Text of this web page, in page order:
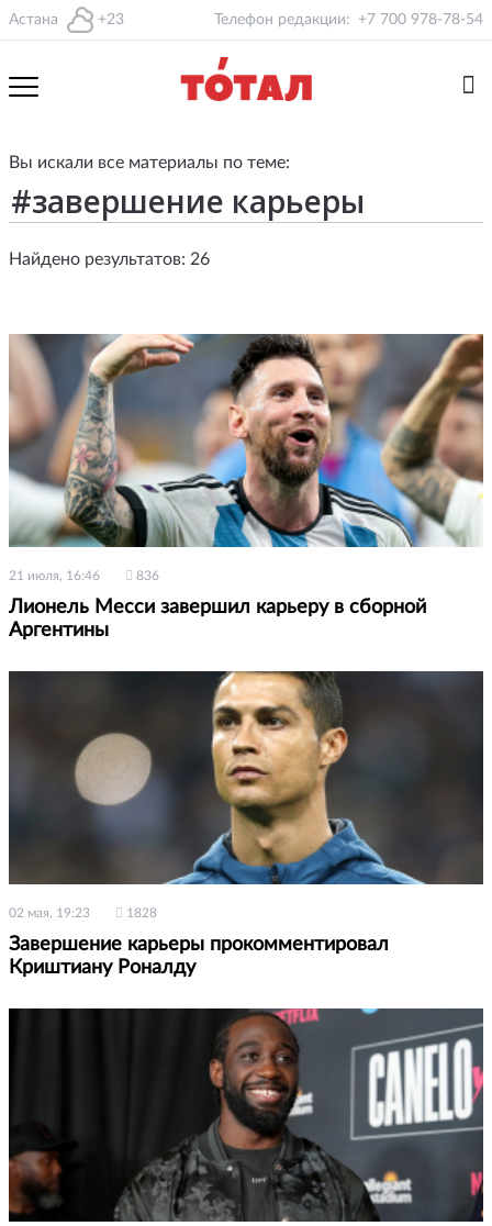
Астана +23 Телефон редакции: +7 700 978-78-54
Вы искали все материалы по теме:
Найдено результатов: 26
21 июля, 16:46 836
Лионель Месси завершил карьеру в сборной
Аргентины
02 мая, 19:23 1828
Завершение карьеры прокомментировал
Криштиану Роналду